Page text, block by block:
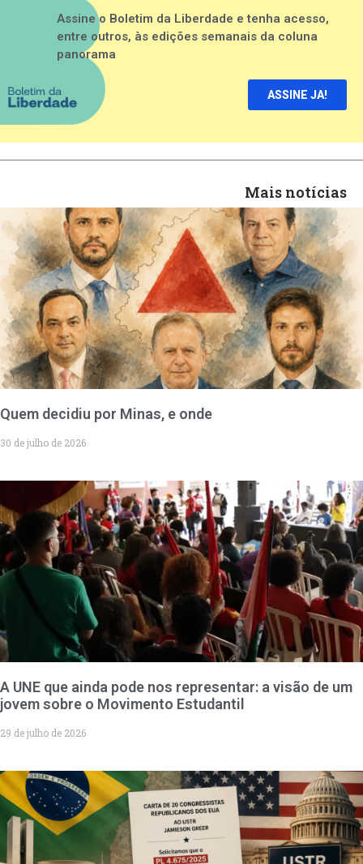
Assine o Boletim da Liberdade e tenha acesso,
entre outros, às edições semanais da coluna
panorama
ASSINE JA!
Mais notícias
Quem decidiu por Minas, e onde
30 de julho de 2026
A UNE que ainda pode nos representar: a visão de um
jovem sobre o Movimento Estudantil
29 de julho de 2026